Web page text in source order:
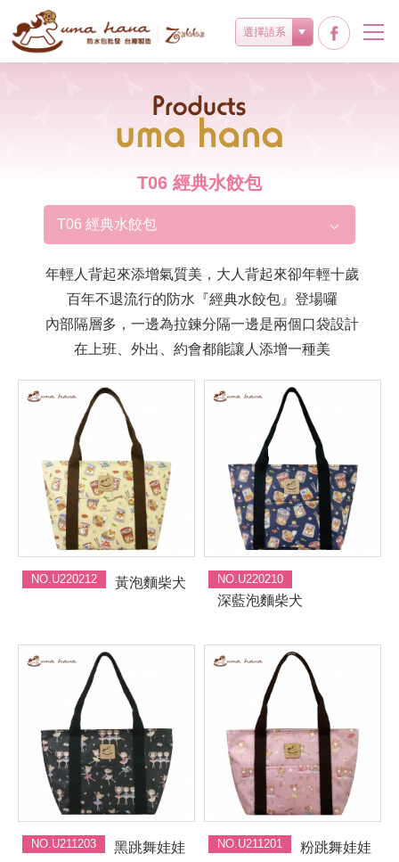
選擇語系
Products
T06 經典水餃包
T06 經典水餃包
年輕人背起來添增氣質美，大人背起來卻年輕十歲
百年不退流行的防水『經典水餃包』登場囉
內部隔層多，一邊為拉鍊分隔一邊是兩個口袋設計
在上班、外出、約會都能讓人添增一種美
NO.U220212 黃泡麵柴犬 NO.U220210
深藍泡麵柴犬
NO.U211203 黑跳舞娃娃 NO.U211201 粉跳舞娃娃